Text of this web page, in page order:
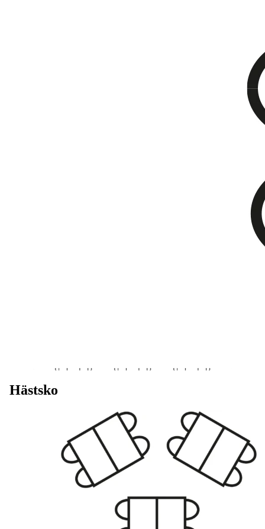
Hästsko